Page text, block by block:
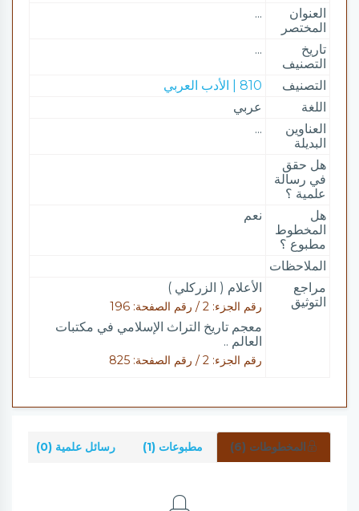
العنوان
المختصر
...
تاريخ
التصنيف
...
التصنيف
810 | الأدب العربي
اللغة
عربي
العناوين
البديلة
...
هل حقق
في رسالة
علمية ؟
هل
المخطوط
مطبوع ؟
نعم
الملاحظات
مراجع
التوثيق
الأعلام ( الزركلي )
رقم الجزء: 2 / رقم الصفحة: 196
معجم تاريخ التراث الإسلامي في مكتبات
العالم ..
رقم الجزء: 2 / رقم الصفحة: 825
المخطوطات (6) مطبوعات (1) رسائل علمية (0)